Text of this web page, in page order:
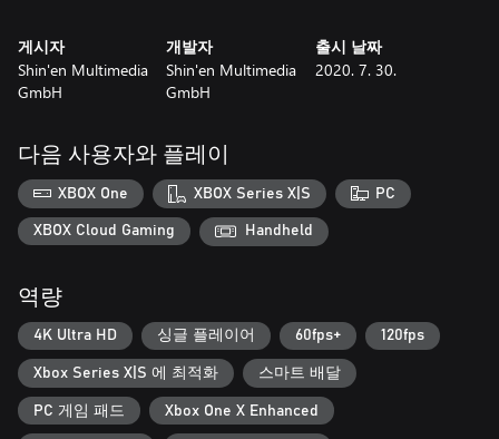
게시자
Shin'en Multimedia
GmbH
개발자
Shin'en Multimedia
GmbH
출시 날짜
2020. 7. 30.
다음 사용자와 플레이
XBOX One XBOX Series X|S PC
XBOX Cloud Gaming Handheld
역량
4K Ultra HD 싱글 플레이어 60fps+ 120fps
Xbox Series X|S 에 최적화 스마트 배달
PC 게임 패드 Xbox One X Enhanced